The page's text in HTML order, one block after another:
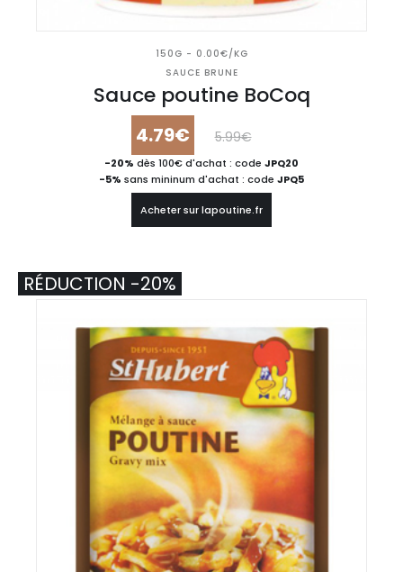
150G - 0.00€/KG
SAUCE BRUNE
Sauce poutine BoCoq
4.79€ 5.99€
-20% dès 100€ d'achat : code JPQ20
-5% sans mininum d'achat : code JPQ5
Acheter sur lapoutine.fr
RÉDUCTION -20%